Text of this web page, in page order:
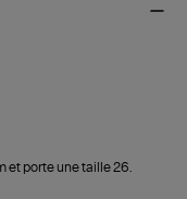
et porte une taille 26.